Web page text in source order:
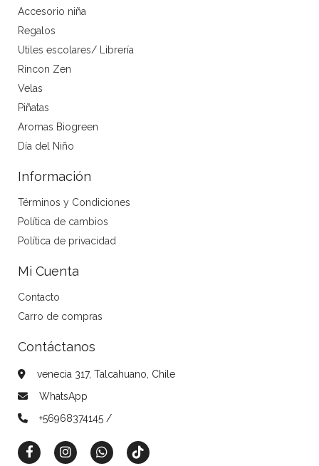
Accesorio niña
Regalos
Utiles escolares/ Librería
Rincon Zen
Velas
Piñatas
Aromas Biogreen
Día del Niño
Información
Términos y Condiciones
Política de cambios
Política de privacidad
Mi Cuenta
Contacto
Carro de compras
Contáctanos
venecia 317, Talcahuano, Chile
WhatsApp
+56968374145 /